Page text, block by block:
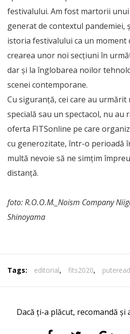
festivalului. Am fost martorii
generat de contextul pandemiei,
istoria festivalului ca un moment
crearea unor noi secțiuni în
dar și la înglobarea noilor
scenei contemporane.
Cu siguranță, cei care au
specială sau un spectacol, nu au
oferta FITSonline pe care
cu generozitate, într-o perioadă
multă nevoie să ne simțim
distanță.
foto: R.O.O.M._Noism Company
Shinoyama
Tags: editorial, fits2020,
Dacă ți-a plăcut, recomandă